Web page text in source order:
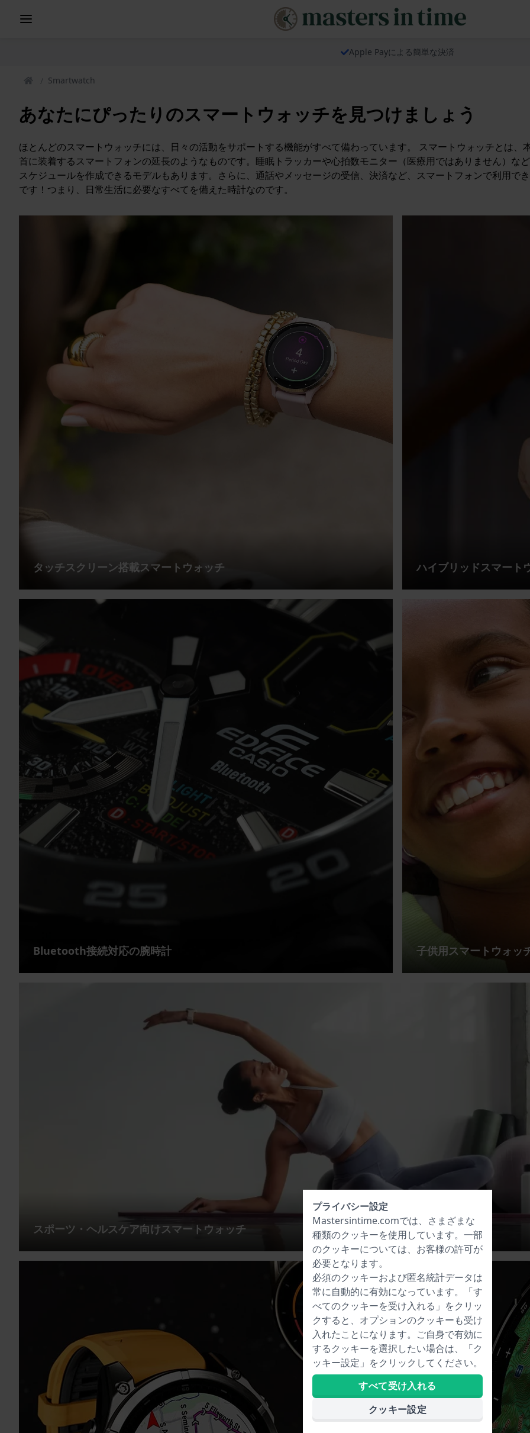
Apple Payによる簡単な決済
Smartwatch
あなたにぴったりのスマートウォッチを見つけましょう
ほとんどのスマートウォッチには、日々の活動をサポートする機能がすべて備わっています。 スマートウォッチとは
首に装着するスマートフォンの延長のようなものです。睡眠トラッカーや心拍数モニター（医療用ではありません）な
スケジュールを作成できるモデルもあります。さらに、通話やメッセージの受信、決済など、スマートフォンで利用で
です！つまり、日常生活に必要なすべてを備えた時計なのです。
タッチスクリーン搭載スマートウォッチ ハイブリッドスマート
Bluetooth接続対応の腕時計 子供用スマートウォッ
スポーツ・ヘルスケア向けスマートウォッチ
プライバシー設定
Mastersintime.comでは、さまざまな
種類のクッキーを使用しています。一部
のクッキーについては、お客様の許可が
必要となります。
必須のクッキーおよび匿名統計データは
常に自動的に有効になっています。「す
べてのクッキーを受け入れる」をクリッ
クすると、オプションのクッキーも受け
入れたことになります。ご自身で有効に
するクッキーを選択したい場合は、「ク
ッキー設定」をクリックしてください。
すべて受け入れる
クッキー設定